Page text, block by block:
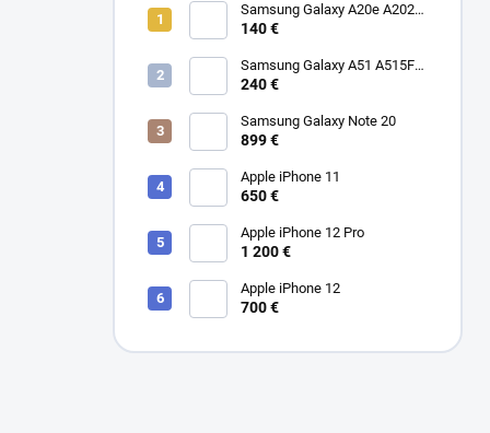
Samsung Galaxy A20e A202F
Dual SIM
140 €
Samsung Galaxy A51 A515F
Dual SIM
240 €
Samsung Galaxy Note 20
899 €
Apple iPhone 11
650 €
Apple iPhone 12 Pro
1 200 €
Apple iPhone 12
700 €